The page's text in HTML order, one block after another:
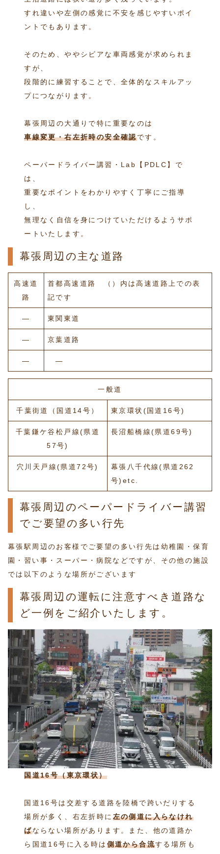
すれ違いや左側の感覚に不安を感じやすいポイ
ントでもあります。
そのため、ややシビアな車両感覚が求められま
すが、
段階的に練習することで、全体的なスキルアッ
プにつながります。
幕張周辺の大通りで特に重要なのは
車線変更・右左折時の安全確認です。
ペーパードライバー講習・Lab【PDLC】で
は、
重要なポイントをわかりやすく丁寧にご指導
し、
無理なく自信を身につけていただけるようサポ
ートいたします。
幕張周辺の主な道路
高速道
路
首都高速道路 （）内は高速道路上での表
記です
― 東関東道
― 京葉道路
― ―
一般道
千葉街道（国道14号） 東京環状(国道16号)
千葉鎌ケ谷松戸線(県道
57号)
長沼船橋線(県道69号)
穴川天戸線(県道72号)
幕張八千代線(県道262
号)etc.
幕張周辺のペーパードライバー講習
でご要望の多い行先
幕張駅周辺のお客様でご要望の多い行先は幼稚園・保育
園・習い事・スーパー・病院などですが、その他の施設
では以下のような場所がございます
幕張周辺の運転に注意すべき道路な
ど一例をご紹介いたします。
国道16号（東京環状）
国道16号は交差する道路を陸橋で跨いだりする
場所が多く、右左折時に 左の側道に入らなけれ
ばならない場所があります。また、他の道路か
ら国道16号に入る時は 側道から合流する場所も